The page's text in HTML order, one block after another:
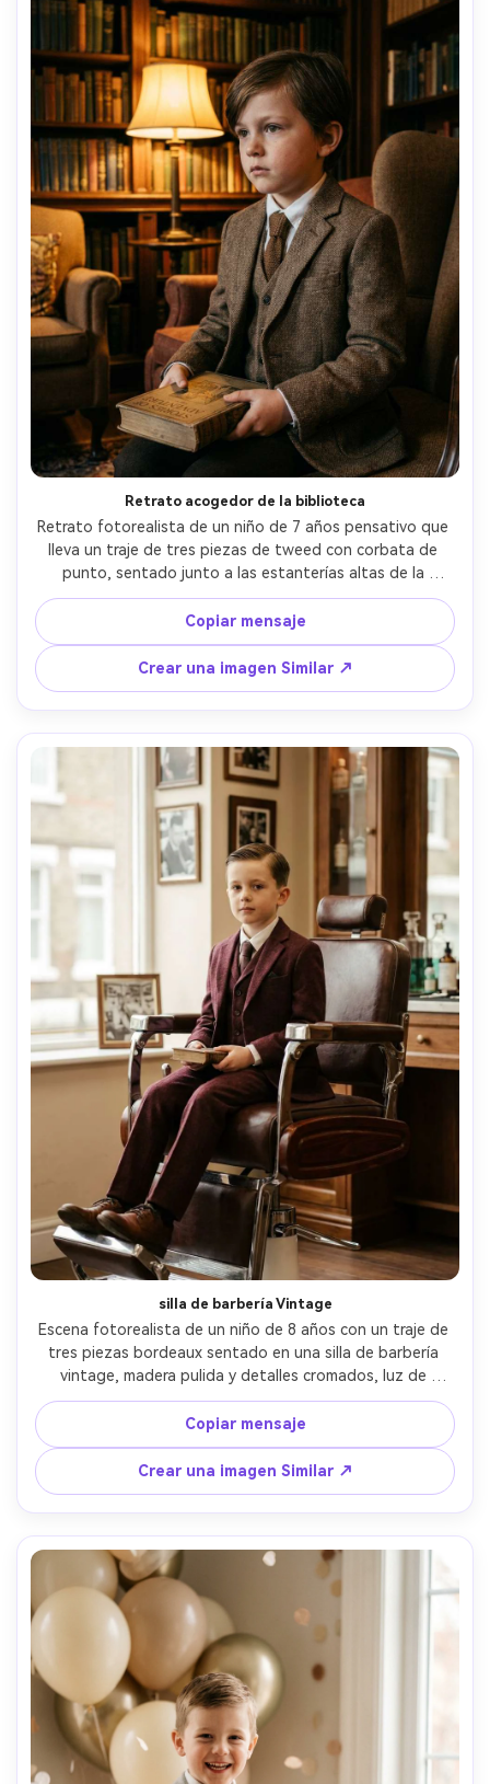
Retrato acogedor de la biblioteca
Retrato fotorealista de un niño de 7 años pensativo que
lleva un traje de tres piezas de tweed con corbata de
punto, sentado junto a las estanterías altas de la
biblioteca con luz cálida de la lámpara, sosteniendo un
libro viejo de tapa dura, tomado en Canon EOS R6, 35 mm
f/1.8, toma media, atmósfera acogedora cinematográfica,
grano suave, poros de piel realistas y tejido de tela, vibe
académico clásico- -ar 4:5
Copiar mensaje
Crear una imagen Similar ↗
silla de barbería Vintage
Escena fotorealista de un niño de 8 años con un traje de
tres piezas bordeaux sentado en una silla de barbería
vintage, madera pulida y detalles cromados, luz de
ventana brillante con sombras suaves, tomado en Sony
A7R V, 50mm f/1.4, enmarco medio, grado de color
nostálgico, confección de traje nítido, ambiente limpio y
familiar, calidad de retrato editorial- -ar 4:5
Copiar mensaje
Crear una imagen Similar ↗